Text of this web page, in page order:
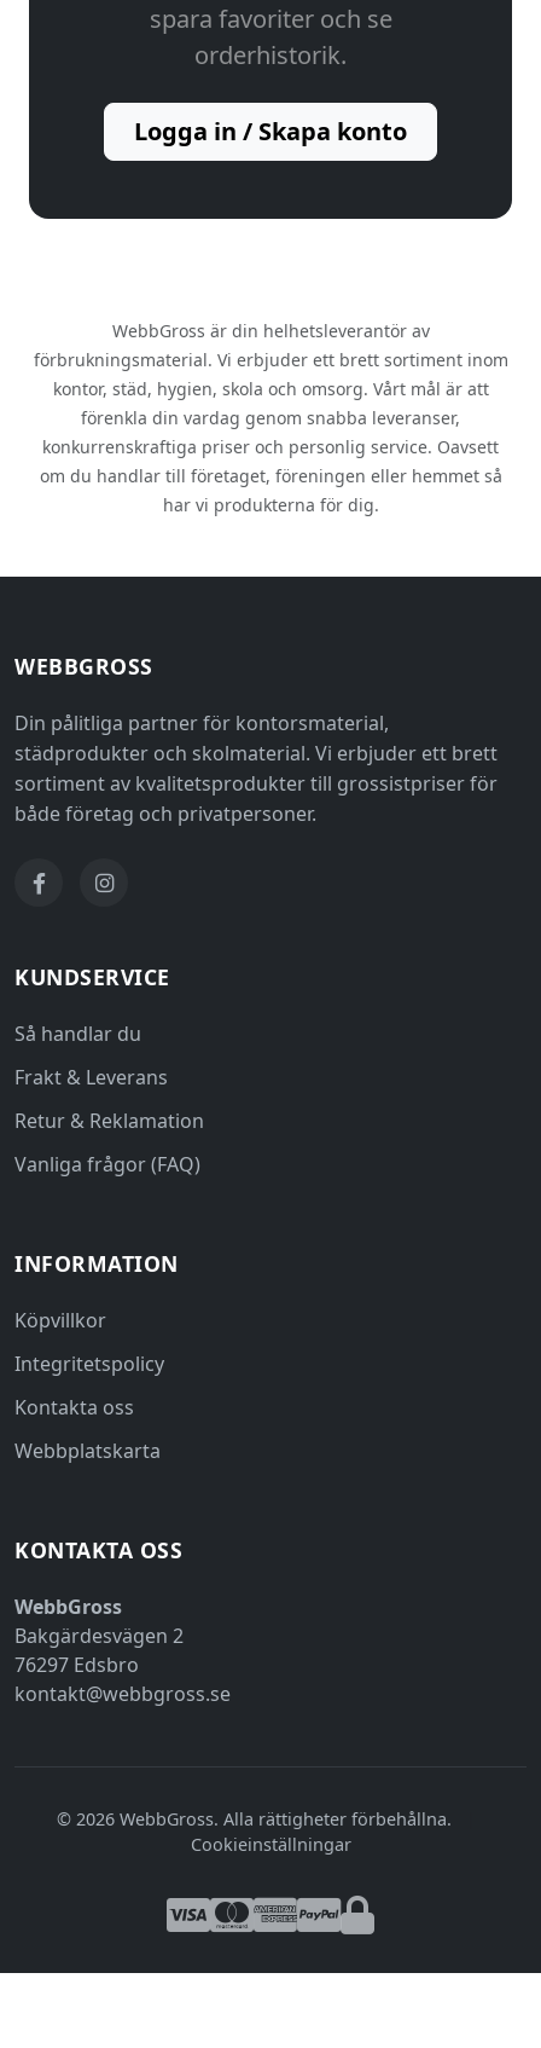
spara favoriter och se
orderhistorik.
Logga in / Skapa konto
WebbGross är din helhetsleverantör av
förbrukningsmaterial. Vi erbjuder ett brett sortiment inom
kontor, städ, hygien, skola och omsorg. Vårt mål är att
förenkla din vardag genom snabba leveranser,
konkurrenskraftiga priser och personlig service. Oavsett
om du handlar till företaget, föreningen eller hemmet så
har vi produkterna för dig.
WEBBGROSS
Din pålitliga partner för kontorsmaterial,
städprodukter och skolmaterial. Vi erbjuder ett brett
sortiment av kvalitetsprodukter till grossistpriser för
både företag och privatpersoner.
KUNDSERVICE
Så handlar du
Frakt & Leverans
Retur & Reklamation
Vanliga frågor (FAQ)
INFORMATION
Köpvillkor
Integritetspolicy
Kontakta oss
Webbplatskarta
KONTAKTA OSS
WebbGross
Bakgärdesvägen 2
76297 Edsbro
kontakt@webbgross.se
© 2026 WebbGross. Alla rättigheter förbehållna.
Cookieinställningar